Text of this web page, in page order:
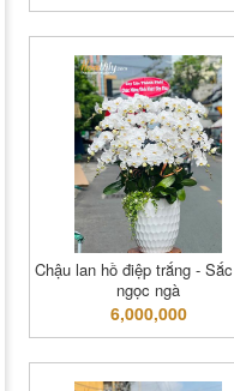
Chậu lan hồ điệp trắng -
ngọc ngà
6,000,000